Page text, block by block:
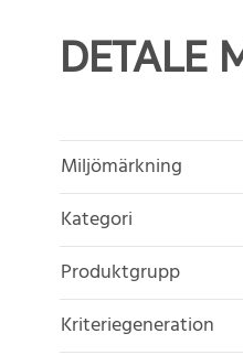
DETALE
Miljömärkning
Kategori
Produktgrupp
Kriteriegeneration